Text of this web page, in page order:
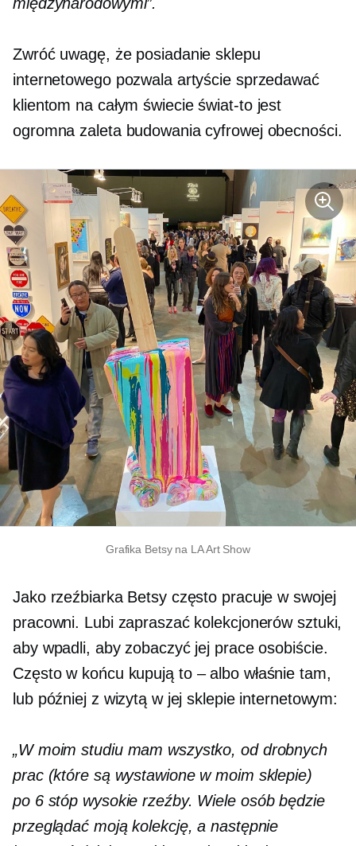
Zwróć uwagę, że posiadanie sklepu
internetowego pozwala artyście sprzedawać
klientom na całym świecieświat-to jest
ogromna zaleta budowania cyfrowej obecności.
Grafika Betsy na LA Art Show
Jako rzeźbiarka Betsy często pracuje w swojej
pracowni. Lubi zapraszać kolekcjonerów sztuki,
aby wpadli, aby zobaczyć jej prace osobiście.
Często w końcu kupują to – albowłaśnie tam,
lub później z wizytą w jej sklepie internetowym:
„W moim studiu mam wszystko, od drobnych
prac (które są wystawione w moim sklepie)
po 6 stóp wysokie rzeźby. Wiele osób będzie
przeglądać moją kolekcję, a następnie